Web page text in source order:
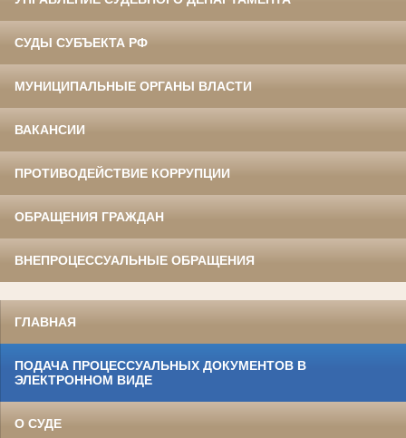
СУДЫ СУБЪЕКТА РФ
МУНИЦИПАЛЬНЫЕ ОРГАНЫ ВЛАСТИ
ВАКАНСИИ
ПРОТИВОДЕЙСТВИЕ КОРРУПЦИИ
ОБРАЩЕНИЯ ГРАЖДАН
ВНЕПРОЦЕССУАЛЬНЫЕ ОБРАЩЕНИЯ
ГЛАВНАЯ
ПОДАЧА ПРОЦЕССУАЛЬНЫХ ДОКУМЕНТОВ В
ЭЛЕКТРОННОМ ВИДЕ
О СУДЕ